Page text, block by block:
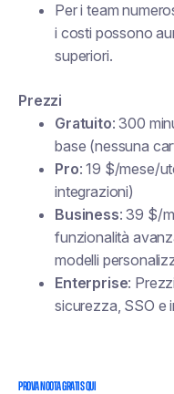
Per i team
i costi possono
superiori.
Prezzi
Gratuito: 300
base (nessuna
Pro: 19 $/mese/
integrazioni)
Business: 39 $/
funzionalità
modelli
Enterprise:
sicurezza, SSO e
PROVA NOOTA GRATIS QUI